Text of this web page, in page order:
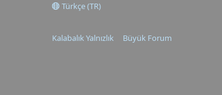
Türkçe (TR)
Kalabalık Yalnızlık Büyük Forum